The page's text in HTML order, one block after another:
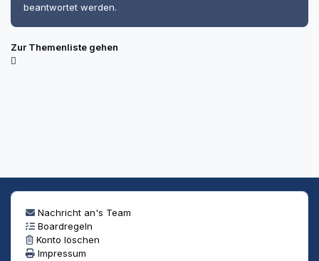
beantwortet werden.
Zur Themenliste gehen
Nachricht an's Team
Boardregeln
Konto löschen
Impressum